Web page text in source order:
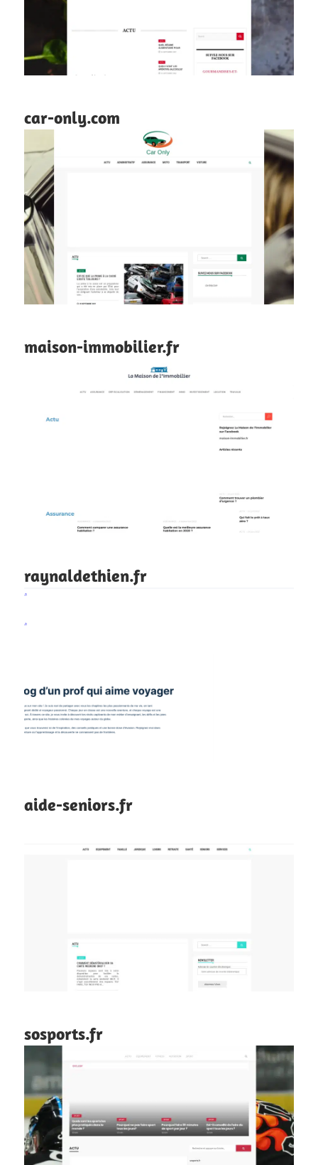
car-only.com
maison-immobilier.fr
raynaldethien.fr
aide-seniors.fr
sosports.fr